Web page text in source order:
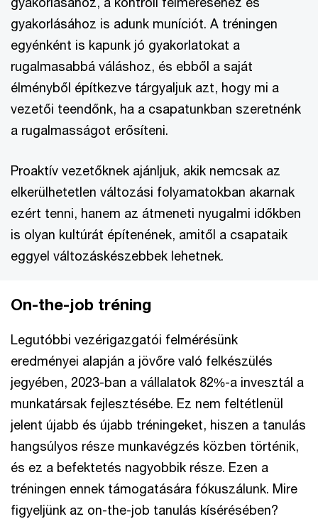
gyakorlásához is adunk muníciót. A tréningen
egyénként is kapunk jó gyakorlatokat a
rugalmasabbá váláshoz, és ebből a saját
élményből építkezve tárgyaljuk azt, hogy mi a
vezetői teendőnk, ha a csapatunkban szeretnénk
a rugalmasságot erősíteni.
Proaktív vezetőknek ajánljuk, akik nemcsak az
elkerülhetetlen változási folyamatokban akarnak
ezért tenni, hanem az átmeneti nyugalmi időkben
is olyan kultúrát építenének, amitől a csapataik
eggyel változáskészebbek lehetnek.
On-the-job tréning
Legutóbbi vezérigazgatói felmérésünk
eredményei alapján a jövőre való felkészülés
jegyében, 2023-ban a vállalatok 82%-a invesztál a
munkatársak fejlesztésébe. Ez nem feltétlenül
jelent újabb és újabb tréningeket, hiszen a tanulás
hangsúlyos része munkavégzés közben történik,
és ez a befektetés nagyobbik része. Ezen a
tréningen ennek támogatására fókuszálunk. Mire
figyeljünk az on-the-job tanulás kísérésében?